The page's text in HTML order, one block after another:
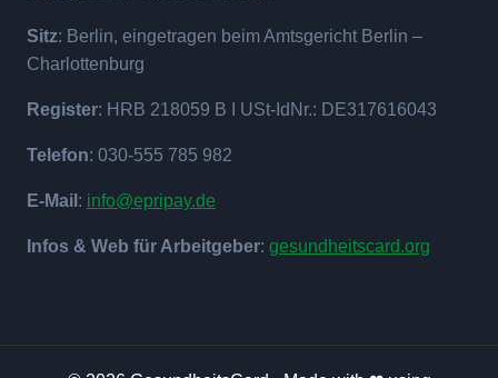
Sitz: Berlin, eingetragen beim Amtsgericht Berlin –
Charlottenburg
Register: HRB 218059 B I USt-IdNr.: DE317616043
Telefon: 030-555 785 982
E-Mail : info@epripay.de
Infos & Web für Arbeitgeber: gesundheitscard.org